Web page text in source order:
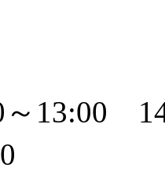
～13:00